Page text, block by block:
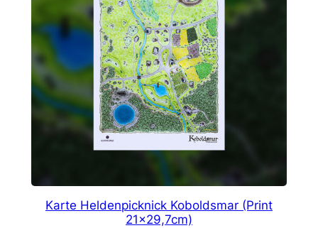
Karte Heldenpicknick Koboldsmar (Print
21×29,7cm)